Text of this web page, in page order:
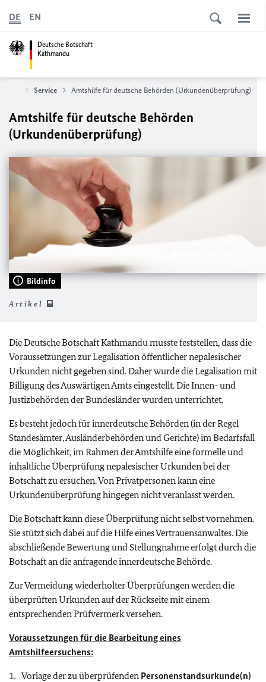
Deutsche Botschaft
Kathmandu
DE EN
Service Amtshilfe für deutsche Behörden (Urkundenüberprüfung)
Amtshilfe für deutsche Behörden
(Urkundenüberprüfung)
Bildinfo
Artikel
Die Deutsche Botschaft Kathmandu musste feststellen, dass die
Voraussetzungen zur Legalisation öffentlicher nepalesischer
Urkunden nicht gegeben sind. Daher wurde die Legalisation mit
Billigung des Auswärtigen Amts eingestellt. Die Innen- und
Justizbehörden der Bundesländer wurden unterrichtet.
Es besteht jedoch für innerdeutsche Behörden (in der Regel
Standesämter, Ausländerbehörden und Gerichte) im Bedarfsfall
die Möglichkeit, im Rahmen der Amtshilfe eine formelle und
inhaltliche Überprüfung nepalesischer Urkunden bei der
Botschaft zu ersuchen. Von Privatpersonen kann eine
Urkundenüberprüfung hingegen nicht veranlasst werden.
Die Botschaft kann diese Überprüfung nicht selbst vornehmen.
Sie stützt sich dabei auf die Hilfe eines Vertrauensanwaltes. Die
abschließende Bewertung und Stellungnahme erfolgt durch die
Botschaft an die anfragende innerdeutsche Behörde.
Zur Vermeidung wiederholter Überprüfungen werden die
überprüften Urkunden auf der Rückseite mit einem
entsprechenden Prüfvermerk versehen.
Voraussetzungen für die Bearbeitung eines
Amtshilfeersuchens:
Vorlage der zu überprüfenden Personenstandsurkunde(n)